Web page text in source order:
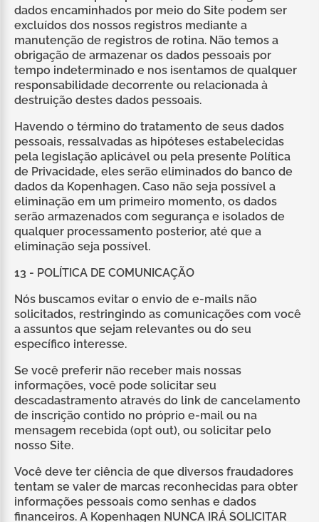
dados encaminhados por meio do Site podem ser
excluídos dos nossos registros mediante a
manutenção de registros de rotina. Não temos a
obrigação de armazenar os dados pessoais por
tempo indeterminado e nos isentamos de qualquer
responsabilidade decorrente ou relacionada à
destruição destes dados pessoais.
Havendo o término do tratamento de seus dados
pessoais, ressalvadas as hipóteses estabelecidas
pela legislação aplicável ou pela presente Política
de Privacidade, eles serão eliminados do banco de
dados da Kopenhagen. Caso não seja possível a
eliminação em um primeiro momento, os dados
serão armazenados com segurança e isolados de
qualquer processamento posterior, até que a
eliminação seja possível.
13 - POLÍTICA DE COMUNICAÇÃO
Nós buscamos evitar o envio de e-mails não
solicitados, restringindo as comunicações com você
a assuntos que sejam relevantes ou do seu
específico interesse.
Se você preferir não receber mais nossas
informações, você pode solicitar seu
descadastramento através do link de cancelamento
de inscrição contido no próprio e-mail ou na
mensagem recebida (opt out), ou solicitar pelo
nosso Site.
Você deve ter ciência de que diversos fraudadores
tentam se valer de marcas reconhecidas para obter
informações pessoais como senhas e dados
financeiros. A Kopenhagen NUNCA IRÁ SOLICITAR